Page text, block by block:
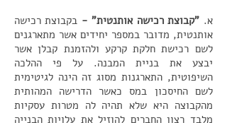
א. "קבוצת רכישה אותנטית" - בקבוצת רכישה
אותנטית, מדובר במספר יחידים אשר מתארגנים
לשם רכישת חלקת קרקע ולהזמנת קבלן אשר
יבצע את בניית המבנה. על פי ההלכה
השיפוטית, התארגנות מסוג זה הינה לגיטימית
לשם החיסכון במס כאשר הדרישה המהותית
מהקבוצה היא שלא תהיה לה מטרות עסקיות
מלבד רצון החברים להוזיל את עלויות הבנייה